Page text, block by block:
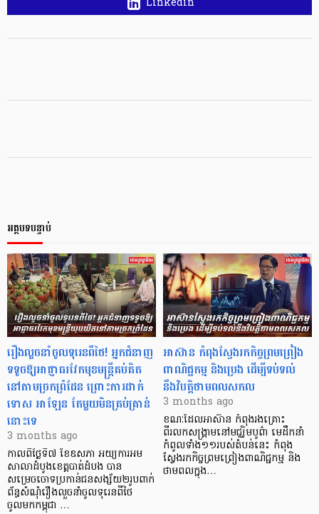
អត្ថបទបន្ទាប់
រឿងលួចនាំចូលទុរេនពីថៃ! អ្នកជំនាញ
ទទូចឱ្យអាជ្ញាធរវែកមុខមន្ត្រីគប់គិត
នៅតាមច្រកព្រំដែន ព្រោះការដាក់
ទោស អាឡែន តែមួយមិនគ្រប់គ្រាន់
នោះទេ
3 months ago
កាលពីថ្ងៃទី៧ ខែឧសភា អយ្យការអម
សាលាដំបូងខេត្តបាត់ដំបង បាន
សម្រេចចោទប្រកាន់ជនសង្ស័យ២រូបពាក់
ព័ន្ធសំណុំរឿងលួចនាំចូលទុរេនពីថៃ
ចូលមកកម្ពុជា …
អាស៊ាន កំពុងស្វែងរកកិច្ចព្រមព្រៀង
ពាណិជ្ជកម្ម និងប្រេង ដើម្បីទប់ទល់
នឹងវិបត្តិថាមពលសកល
3 months ago
ខណៈដែលអាស៊ាន កំពុងរងគ្រោះ
ពីរលកសង្រ្គាមនៅមជ្ឈិមបូព៌ា មេដឹកនាំ
កំពូលទាំង១១របស់តំបន់នេះ កំពុង
ស្វែងរកកិច្ចព្រមព្រៀងពាណិជ្ជកម្ម និង
ថាមពលក្នុង…